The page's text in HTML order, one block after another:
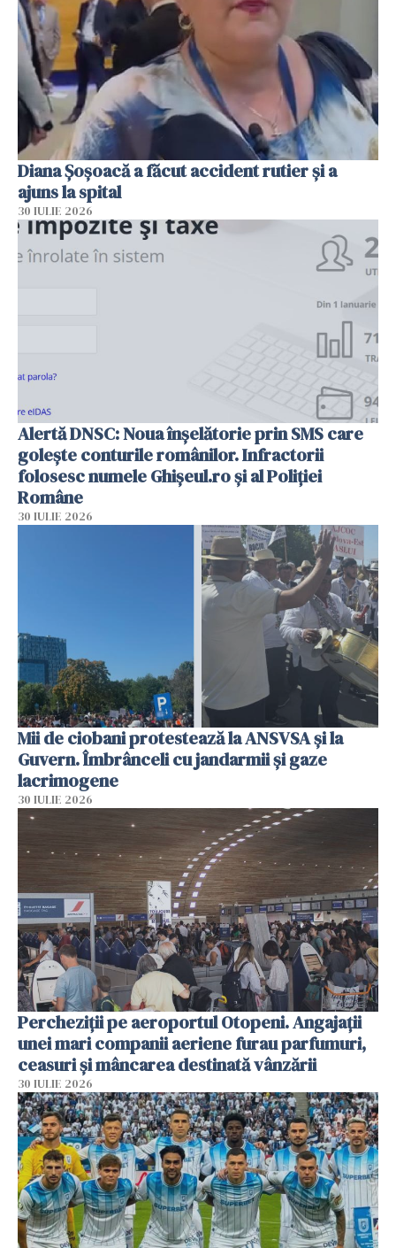
Diana Șoșoacă a făcut accident rutier și a
ajuns la spital
30 IULIE 2026
Alertă DNSC: Noua înșelătorie prin SMS care
golește conturile românilor. Infractorii
folosesc numele Ghișeul.ro și al Poliției
Române
30 IULIE 2026
Mii de ciobani protestează la ANSVSA și la
Guvern. Îmbrânceli cu jandarmii și gaze
lacrimogene
30 IULIE 2026
Percheziții pe aeroportul Otopeni. Angajații
unei mari companii aeriene furau parfumuri,
ceasuri și mâncarea destinată vânzării
30 IULIE 2026